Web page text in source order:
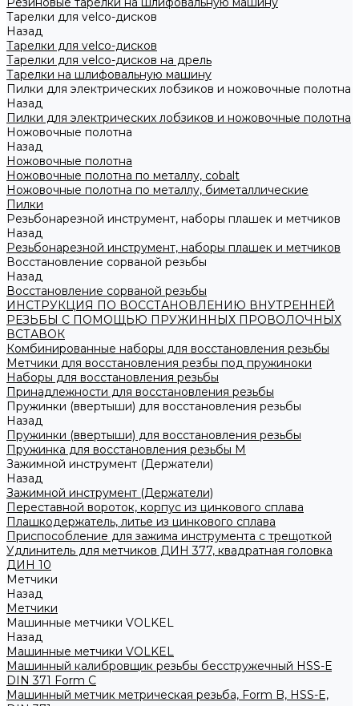
Тарелки для velco-дисков
Назад
Тарелки для velco-дисков
Тарелки для velco-дисков на дрель
Тарелки на шлифовальную машину
Пилки для электрических лобзиков и ножовочные полотна
Назад
Пилки для электрических лобзиков и ножовочные полотна
Ножовочные полотна
Назад
Ножовочные полотна
Ножовочные полотна по металлу, cobalt
Ножовочные полотна по металлу, биметаллические
Пилки
Резьбонарезной инструмент, наборы плашек и метчиков
Назад
Резьбонарезной инструмент, наборы плашек и метчиков
Восстановление сорваной резьбы
Назад
Восстановление сорваной резьбы
ИНСТРУКЦИЯ ПО ВОССТАНОВЛЕНИЮ ВНУТРЕННЕЙ
РЕЗЬБЫ С ПОМОЩЬЮ ПРУЖИННЫХ ПРОВОЛОЧНЫХ
ВСТАВОК
Комбинированные наборы для восстановления резьбы
Метчики для восстановления резбы под пружиноки
Наборы для восстановления резьбы
Принадлежности для восстановления резьбы
Пружинки (ввертыши) для восстановления резьбы
Назад
Пружинки (ввертыши) для восстановления резьбы
Пружинка для восстановления резьбы M
Зажимной инструмент (Держатели)
Назад
Зажимной инструмент (Держатели)
Переставной вороток, корпус из цинкового сплава
Плашкодержатель, литье из цинкового сплава
Приспособление для зажима инструмента с трещоткой
Удлинитель для метчиков ДИН 377, квадратная головка
ДИН 10
Метчики
Назад
Метчики
Машинные метчики VOLKEL
Назад
Машинные метчики VOLKEL
Машинный калибровщик резьбы бесстружечный HSS-Е
DIN 371 Form C
Машинный метчик метрическая резьба, Form B, HSS-E,